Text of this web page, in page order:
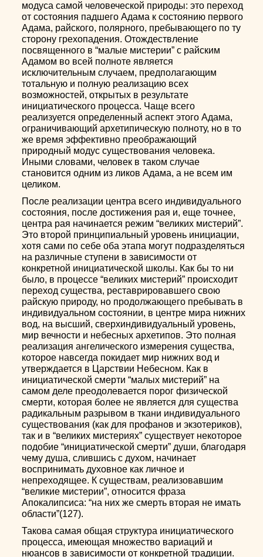
модуса самой человеческой природы: это переход
от состояния падшего Адама к состоянию первого
Адама, райского, полярного, пребывающего по ту
сторону грехопадения. Отождествление
посвященного в “малые мистерии” с райским
Адамом во всей полноте является
исключительным случаем, предполагающим
тотальную и полную реализацию всех
возможностей, открытых в результате
инициатического процесса. Чаще всего
реализуется определенный аспект этого Адама,
ограничивающий архетипическую полноту, но в то
же время эффективно преображающий
природный модус существования человека.
Иными словами, человек в таком случае
становится одним из ликов Адама, а не всем им
целиком.
После реализации центра всего индивидуального
состояния, после достижения рая и, еще точнее,
центра рая начинается режим “великих мистерий”.
Это второй принципиальный уровень инициации,
хотя сами по себе оба этапа могут подразделяться
на различные ступени в зависимости от
конкретной инициатической школы. Как бы то ни
было, в процессе “великих мистерий” происходит
переход существа, реставрировавшего свою
райскую природу, но продолжающего пребывать в
индивидуальном состоянии, в центре мира нижних
вод, на высший, сверхиндивидуальный уровень,
мир вечности и небесных архетипов. Это полная
реализация ангелического измерения существа,
которое навсегда покидает мир нижних вод и
утверждается в Царствии Небесном. Как в
инициатической смерти “малых мистерий” на
самом деле преодолевается порог физической
смерти, которая более не является для существа
радикальным разрывом в ткани индивидуального
существования (как для профанов и экзотериков),
так и в “великих мистериях” существует некоторое
подобие “инициатической смерти” души, благодаря
чему душа, слившись с духом, начинает
воспринимать духовное как личное и
непреходящее. К существам, реализовавшим
“великие мистерии”, относится фраза
Апокалипсиса: “на них же смерть вторая не имать
области”(127).
Такова самая общая структура инициатического
процесса, имеющая множество вариаций и
нюансов в зависимости от конкретной традиции.